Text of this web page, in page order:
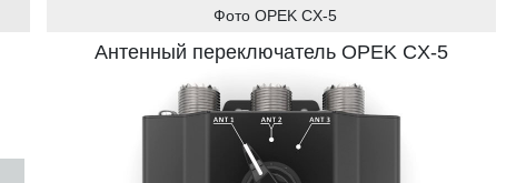
Фото OPEK CX-5
Антенный переключатель OPEK CX-5